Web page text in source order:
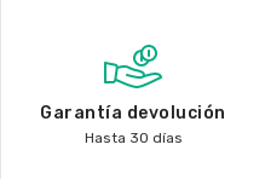
Garantía devolución
Hasta 30 días